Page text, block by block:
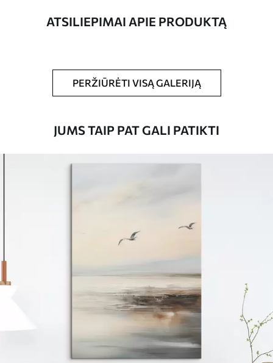
Straipsnio
s39152
Galite padengti laku.
Standartas
ATSILIEPIMAI APIE PRODUKTĄ
PERŽIŪRĖTI VISĄ GALERIJĄ
JUMS TAIP PAT GALI PATIKTI